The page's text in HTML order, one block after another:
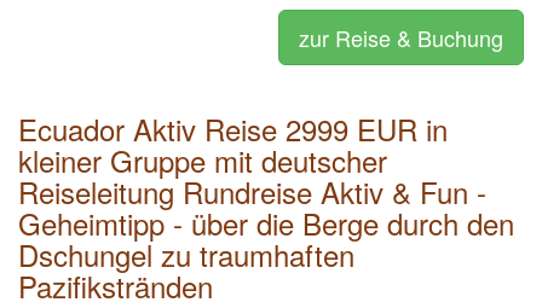
zur Reise & Buchung
Ecuador Aktiv Reise 2999 EUR in
kleiner Gruppe mit deutscher
Reiseleitung Rundreise Aktiv & Fun -
Geheimtipp - über die Berge durch den
Dschungel zu traumhaften
Pazifikstränden